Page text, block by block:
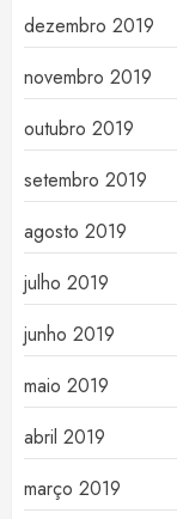
dezembro 2019
novembro 2019
outubro 2019
setembro 2019
agosto 2019
julho 2019
junho 2019
maio 2019
abril 2019
março 2019